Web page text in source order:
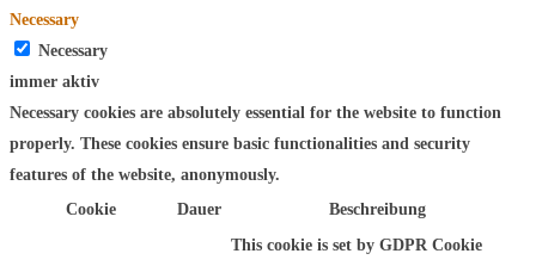
Necessary
Necessary
immer aktiv
Necessary cookies are absolutely essential for the website to function
properly. These cookies ensure basic functionalities and security
features of the website, anonymously.
Cookie
Dauer Beschreibung
This cookie is set by GDPR Cookie